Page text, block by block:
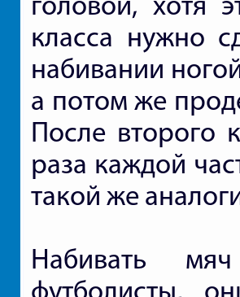
класса нужно
набивании
а потом же
После второго
раза каждой
такой же
Набивать